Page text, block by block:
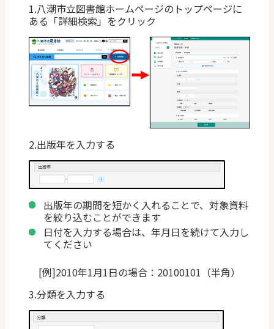
1.八潮市立図書館ホームページのトップページに
ある 「詳細検索」をクリック
2.出版年を入力する
出版年の期間を短かく入れることで、対象資料
を絞り込むことができます
日付を入力する場合は、年月日を続けて入力し
てください
[例]2010年1月1日の場合：20100101（半角）
3.分類を入力する